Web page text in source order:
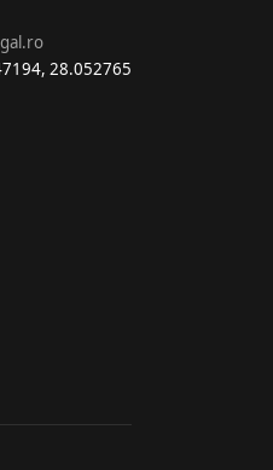
28.052765